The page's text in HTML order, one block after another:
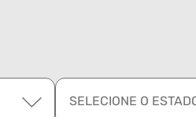
SELECIONE O